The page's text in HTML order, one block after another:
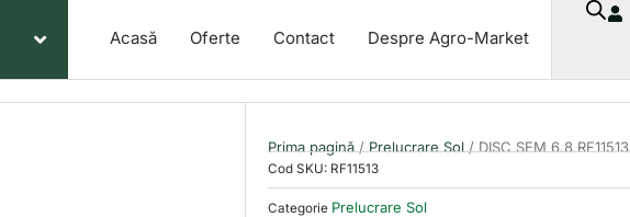
Acasă Oferte Contact Despre Agro-Market
Prima pagină / Prelucrare Sol / DISC SEM 6.8 RF11513
Cod SKU: RF11513
Categorie Prelucrare Sol